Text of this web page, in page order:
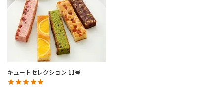
キュートセレクション 11号